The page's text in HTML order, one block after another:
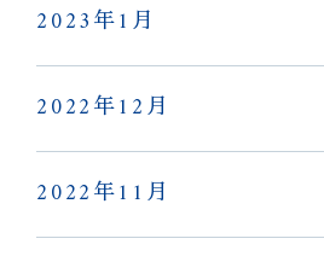
2023年1月
2022年12月
2022年11月